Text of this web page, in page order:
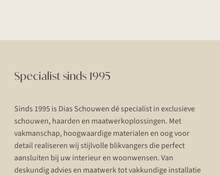
Specialist sinds 1995
Sinds 1995 is Dias Schouwen dé specialist in exclusieve
schouwen, haarden en maatwerkoplossingen. Met
vakmanschap, hoogwaardige materialen en oog voor
detail realiseren wij stijlvolle blikvangers die perfect
aansluiten bij uw interieur en woonwensen. Van
deskundig advies en maatwerk tot vakkundige installatie